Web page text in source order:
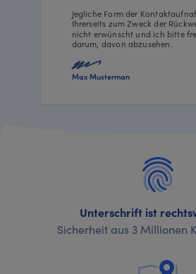
Jegliche Form der
Ihrerseits zum Zweck der
nicht erwünscht und ich bitte
darum, davon abzusehen.
Max Musterman
Unterschrift ist
Sicherheit aus 3 Millionen